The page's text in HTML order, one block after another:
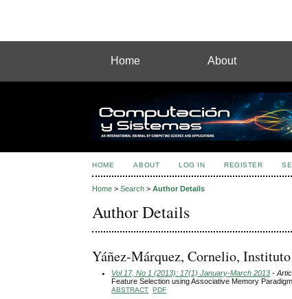
Home About
HOME ABOUT LOG IN REGISTER
Home >Search >Author Details
Author Details
Yáñez-Márquez, Cornelio,
Vol 17, No 1 (2013): 17(1) January-March 2013 -
Feature Selection using Associative Memory
ABSTRACT PDF